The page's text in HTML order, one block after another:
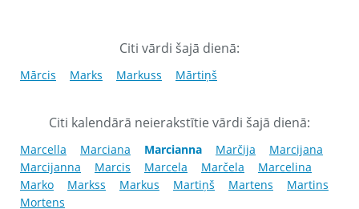
Citi vārdi šajā dienā:
Mārcis Marks Markuss Mārtiņš
Citi kalendārā neierakstītie vārdi šajā dienā:
Marcella Marciana Marcianna Marčija
Marcijana
Marcijanna
Marcis Marcela Marčela
Marcelina
Marko
Markss Markus Martiņš Martens
Martins
Mortens